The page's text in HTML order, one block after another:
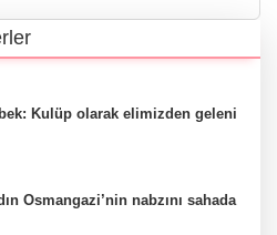
Kulüp olarak elimizden geleni
Osmangazi’nin nabzını sahada